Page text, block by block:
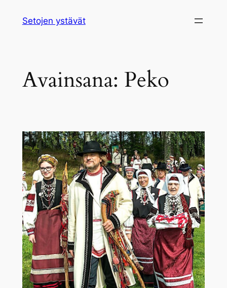
sisältöön
Setojen ystävät
Avainsana: Peko